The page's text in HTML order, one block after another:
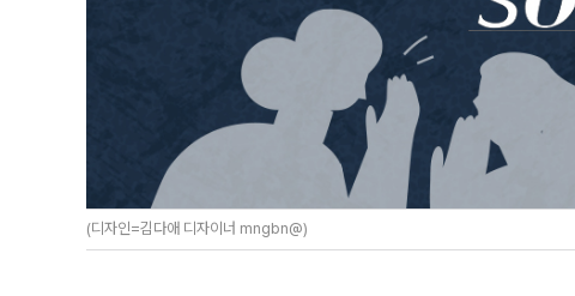
(디자인=김다애 디자이너 mngbn@)